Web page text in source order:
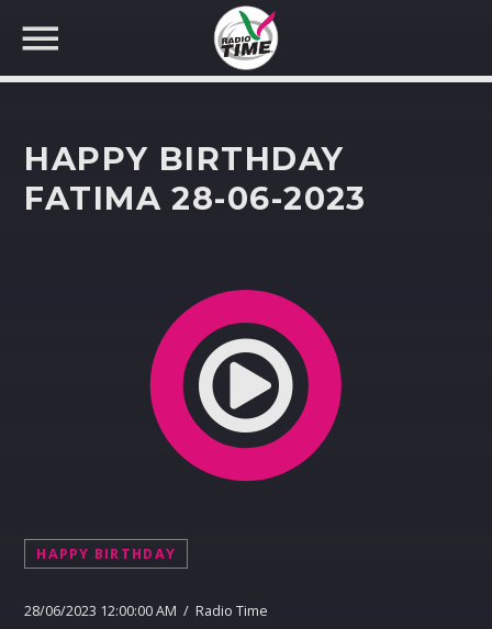
HAPPY BIRTHDAY
FATIMA 28-06-2023
HAPPY BIRTHDAY
28/06/2023 12:00:00 AM / Radio Time